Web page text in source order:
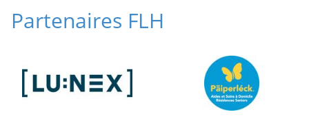
Partenaires FLH